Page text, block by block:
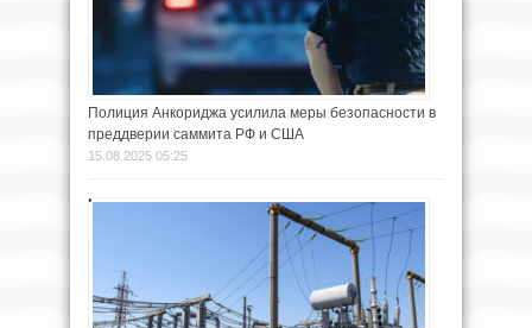
Полиция Анкориджа усилила меры безопасности в
преддверии саммита РФ и США
15.08.2025 05:25